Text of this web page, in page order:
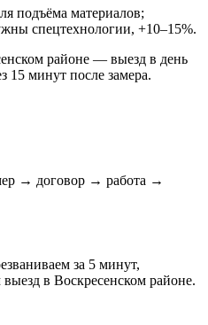
подъёма материалов;
спецтехнологии, +10–15%.
районе — выезд в день
15 минут после замера.
→ договор → работа →
за 5 минут,
в Воскресенском районе.